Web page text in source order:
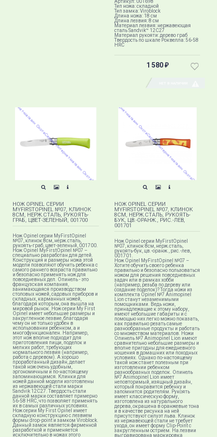
Артикул: 001698
Тип ножа: складной
Тип замка: Viroblock
Длина ножа: 18 см
Длина лезвия: 8 см
Материал лезвия: нержавеющая
сталь Sandvik™ 12С27
Материал рукояти: дерево граб
Твердость по шкале Роквелла: 56-58
HRC
1 580 ₽
НОЖ OPINEL СЕРИИ
MYFIRSTOPINEL №07, КЛИНОК
8СМ, НЕРЖ.СТАЛЬ, РУКОЯТЬ-
ГРАБ, ЦВЕТ-ЗЕЛЕНЫЙ, 001700
Нож Opinel серии MyFirstOpinel
№07, клинок 8см, нерж.сталь,
рукоять-граб, цвет-зеленый, 001700.
Нож Opinel MyFirstOpinel №07 –
специально разработан для детей.
Конструкция и размеры ножа этой
модели позволяют обучить ребенка с
самого раннего возраста правильно
и безопасно применять нож для
повседневных дел. Опинель - это
французская компания,
занимающаяся производством
столовых ножей, садовых приборов и
складных, карманных ножей,
благодаря которым, она вышла на
мировой рынок. Нож серии My First
Opinel имеет небольшие размеры и
закругленное лезвие, благодаря
чему он не только удобен в
использовании ребенком, а и
многофункционален. Например,
этот нож вполне подходит для
приготовления пищи, поделок и
мелких работ, требующих
нормального лезвия (например,
работа с деревом). А хорошо
проработанный дизайн, делает
такой нож очень удобным,
эргономичным и по-настоящему
запоминающимся. Клинки для
ножей данной модели изготовлены
из нержавеющей стали марки
Sandvik 12C27. Твердость стали
данной марки составляет примерно
56-58 HRC, что позволяет применять
их в самых различных условиях.
Нож серии My First Opinel имеет
складную конструкцию с лезвием
формы drop-point и замком Viroblock.
Данный замок является фирменной
разработкой и применяется
исключительно в ножах этого
НОЖ OPINEL СЕРИИ
MYFIRSTOPINEL №07, КЛИНОК
8СМ, НЕРЖ.СТАЛЬ, РУКОЯТЬ-
БУК, ЦВ.-ОРАНЖ., РИС.-ЛЕВ,
001701
Нож Opinel серии MyFirstOpinel
№07, клинок 8см, нерж.сталь,
рукоять-бук, цв.-оранж., рис.-лев,
001701.
Нож Opinel MyFirstOpinel №07 –
Хотите обучить своего ребенка
правильно и безопасно пользоваться
ножом для решения повседневных
задач или в рамках хобби
(например, резьба по дереву или
создание поделок)? Тогда ножи из
комплекта Opinel №7 Animopinel
Lion станут незаменимыми
помощниками. Ведь ножи,
принадлежащие к этому набору,
имеют небольшие габариты и с
помощью них легко можно показать,
как правильно резать самые
разнообразные продукты и работать
со множеством материалов. Ножи
Опинель №7 Animopinel Lion имеют
сравнительно небольшие размеры и
вполне пригодны для ежедневного
ношения в домашних или походных
условиях. Однако по-настоящему
такой нож станет полезным при
изготовлении ребенком
разнообразных поделок. Опинель
№7 Animopinel Lion имеет
неповторимый, изящный дизайн,
который понравится ребенку и
запомнится родителям. Рукоять
имеет классическую форму,
изготовлена из натурального
дерева, окрашена в оранжевые тона
и в качестве рисунка на ней
присутствуют силуэт льва. Клинок
из нержавеющей стали не требует
ухода, он имеет форму Clip-Point с
закругленным острием. На лезвии
выгравирована маркировка